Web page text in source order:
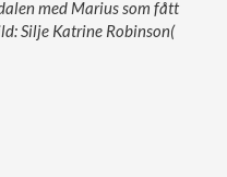
med Marius som fått
Silje Katrine Robinson(